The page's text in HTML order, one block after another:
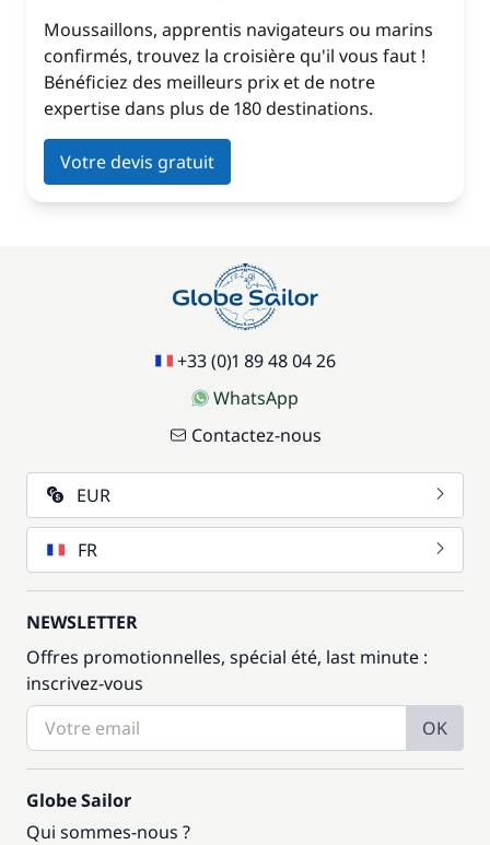
Moussaillons, apprentis navigateurs ou marins
confirmés, trouvez la croisière qu'il vous faut !
Bénéficiez des meilleurs prix et de notre
expertise dans plus de 180 destinations.
Votre devis gratuit
+33 (0)1 89 48 04 26
WhatsApp
Contactez-nous
EUR
FR
NEWSLETTER
Offres promotionnelles, spécial été, last minute :
inscrivez-vous
OK
Globe Sailor
Qui sommes-nous ?